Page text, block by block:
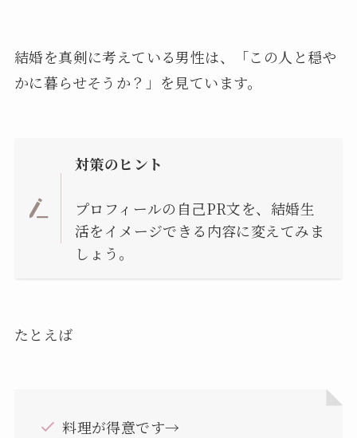
結婚を真剣に考えている男性は、「この人と穏や
かに暮らせそうか？」を見ています。
対策のヒント
プロフィールの自己PR文を、結婚生
活をイメージできる内容に変えてみま
しょう。
たとえば
料理が得意です→